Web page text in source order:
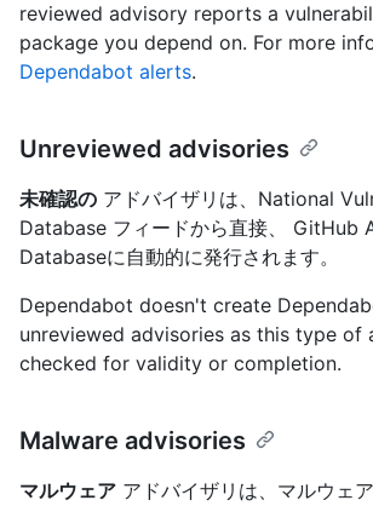
reviewed advisory reports a
package you depend on. For more
Dependabot alerts.
Unreviewed advisories
未確認の アドバイザリは、National
Database フィードから直接、 GitHub
Databaseに自動的に発行されます。
Dependabot doesn't create
unreviewed advisories as this type of
checked for validity or completion.
Malware advisories
マルウェア アドバイザリは、マルウェ